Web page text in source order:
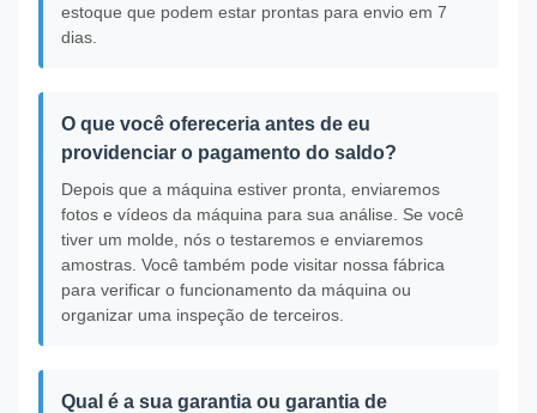
estoque que podem estar prontas para envio em 7
dias.
O que você ofereceria antes de eu
providenciar o pagamento do saldo?
Depois que a máquina estiver pronta, enviaremos
fotos e vídeos da máquina para sua análise. Se você
tiver um molde, nós o testaremos e enviaremos
amostras. Você também pode visitar nossa fábrica
para verificar o funcionamento da máquina ou
organizar uma inspeção de terceiros.
Qual é a sua garantia ou garantia de